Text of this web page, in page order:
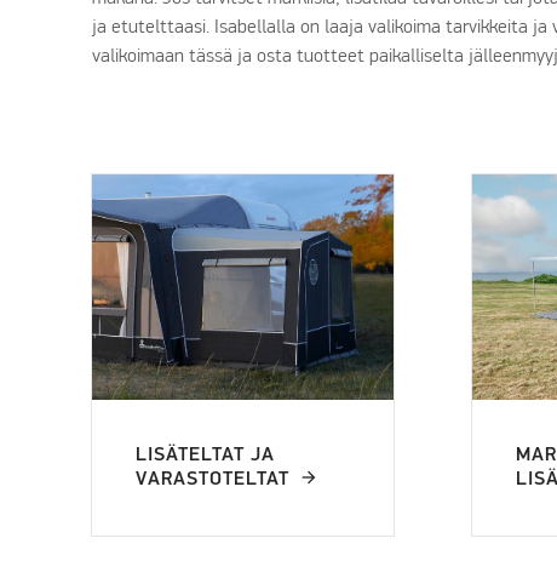
ja etutelttaasi. Isabellalla on laaja valikoima tarvikkeita
valikoimaan tässä ja osta tuotteet paikalliselta
LISÄTELTAT JA
VARASTOTELTAT